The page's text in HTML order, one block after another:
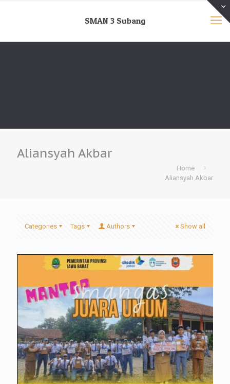
SMAN 3 Subang
Aliansyah Akbar
Home
Aliansyah Akbar
Categories Tags Authors Show all